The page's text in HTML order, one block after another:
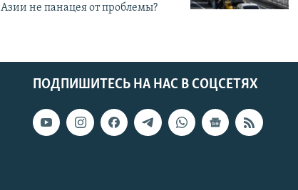
Азии не панацея от проблемы?
ПОДПИШИТЕСЬ НА НАС В СОЦСЕТЯХ